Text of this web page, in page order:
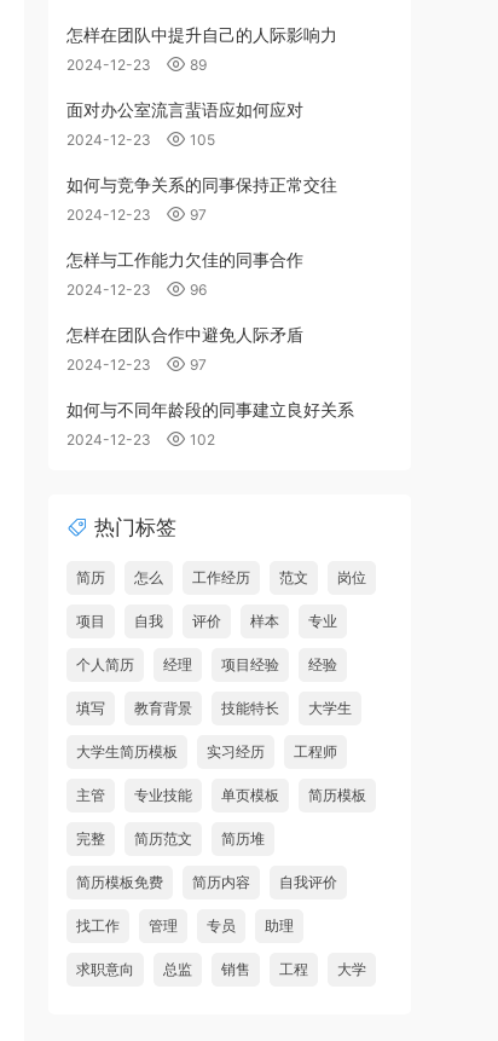
怎样在团队中提升自己的人际影响力
2024-12-23 89
面对办公室流言蜚语应如何应对
2024-12-23 105
如何与竞争关系的同事保持正常交往
2024-12-23 97
怎样与工作能力欠佳的同事合作
2024-12-23 96
怎样在团队合作中避免人际矛盾
2024-12-23 97
如何与不同年龄段的同事建立良好关系
2024-12-23 102
热门标签
简历 怎么 工作经历 范文 岗位
项目 自我 评价 样本 专业
个人简历 经理 项目经验 经验
填写 教育背景 技能特长 大学生
大学生简历模板 实习经历 工程师
主管 专业技能 单页模板 简历模板
完整 简历范文 简历堆
简历模板免费 简历内容 自我评价
找工作 管理 专员 助理
求职意向 总监 销售 工程 大学